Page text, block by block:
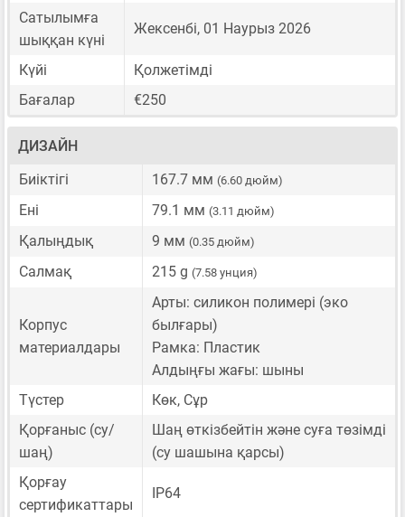
Сатылымға
шыққан күні
Жексенбі, 01 Наурыз 2026
Күйі
Қолжетімді
Бағалар
€250
ДИЗАЙН
Биіктігі
167.7 мм (6.60 дюйм)
Ені 79.1 мм (3.11 дюйм)
Қалыңдық 9 мм (0.35 дюйм)
Салмақ 215 g (7.58 унция)
Корпус
материалдары
Арты: силикон полимері (эко
былғары)
Рамка: Пластик
Алдыңғы жағы: шыны
Түстер
Көк, Сұр
Қорғаныс (су/
шаң)
Шаң өткізбейтін және суға төзімді
(су шашына қарсы)
Қорғау
сертификаттары
IP64